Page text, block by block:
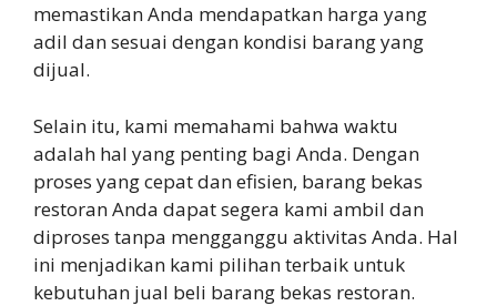
memastikan Anda mendapatkan harga yang
adil dan sesuai dengan kondisi barang yang
dijual.
Selain itu, kami memahami bahwa waktu
adalah hal yang penting bagi Anda. Dengan
proses yang cepat dan efisien, barang bekas
restoran Anda dapat segera kami ambil dan
diproses tanpa mengganggu aktivitas Anda. Hal
ini menjadikan kami pilihan terbaik untuk
kebutuhan jual beli barang bekas restoran.